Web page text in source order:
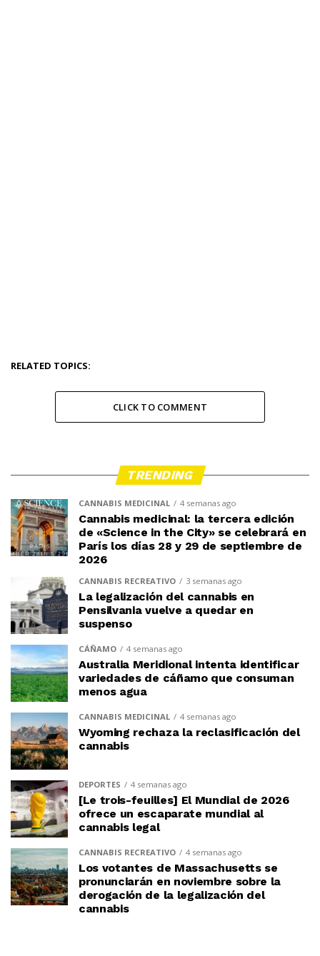
RELATED TOPICS:
CLICK TO COMMENT
TRENDING
CANNABIS MEDICINAL 4 semanas ago
Cannabis medicinal: la tercera edición
de «Science in the City» se celebrará en
París los días 28 y 29 de septiembre de
2026
CANNABIS RECREATIVO 3 semanas ago
La legalización del cannabis en
Pensilvania vuelve a quedar en
suspenso
CÁÑAMO 4 semanas ago
Australia Meridional intenta identificar
variedades de cáñamo que consuman
menos agua
CANNABIS MEDICINAL 4 semanas ago
Wyoming rechaza la reclasificación del
cannabis
DEPORTES 4 semanas ago
[Le trois-feuilles] El Mundial de 2026
ofrece un escaparate mundial al
cannabis legal
CANNABIS RECREATIVO 4 semanas ago
Los votantes de Massachusetts se
pronunciarán en noviembre sobre la
derogación de la legalización del
cannabis